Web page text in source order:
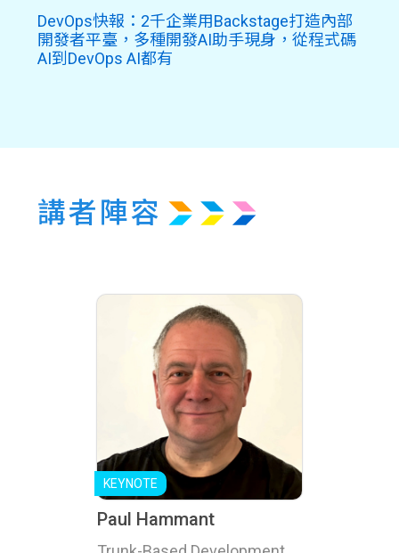
DevOps快報：2千企業用Backstage打造內部
開發者平臺，多種開發AI助手現身，從程式碼
AI到DevOps AI都有
講者陣容
Paul Hammant